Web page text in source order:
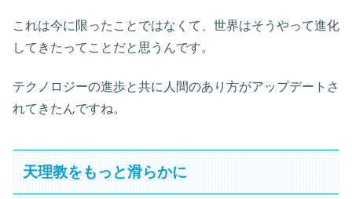
これは今に限ったことではなくて、世界はそうやって進化
してきたってことだと思うんです。
テクノロジーの進歩と共に人間のあり方がアップデートさ
れてきたんですね。
天理教をもっと滑らかに